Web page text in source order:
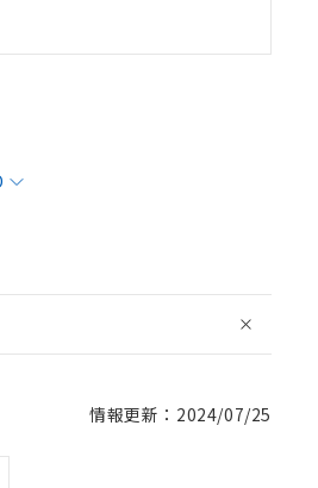
情報更新：2024/07/25